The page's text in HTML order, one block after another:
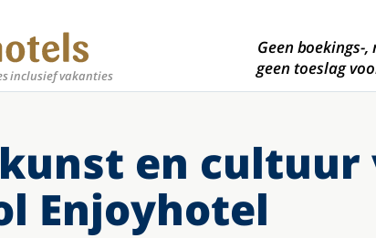
inclusief vakanties
Meer dan 2000
Geen boekings-
geen toeslag
Hoge
en cultuur
Enjoyhotel